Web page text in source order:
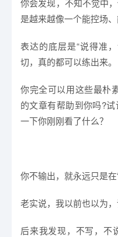
你会发现，不知不觉中
是越来越像一个能控场、
表达的底层是“说得准
切，真的都可以练出来。
你完全可以用这些最朴
的文章有帮助到你吗?
一下你刚刚看了什么？
你不输出，就永远只是在
老实说，我以前也以为
后来我发现，不写，不